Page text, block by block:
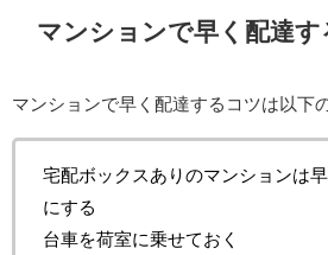
マンションで早く配達す
マンションで早く配達するコツは以下
宅配ボックスありのマンションは
にする
台車を荷室に乗せておく